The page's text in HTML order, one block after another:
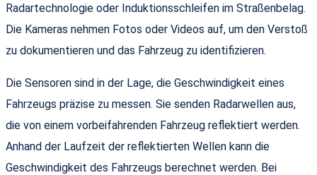
Radartechnologie oder Induktionsschleifen im Straßenbelag.
Die Kameras nehmen Fotos oder Videos auf, um den Verstoß
zu dokumentieren und das Fahrzeug zu identifizieren.
Die Sensoren sind in der Lage, die Geschwindigkeit eines
Fahrzeugs präzise zu messen. Sie senden Radarwellen aus,
die von einem vorbeifahrenden Fahrzeug reflektiert werden.
Anhand der Laufzeit der reflektierten Wellen kann die
Geschwindigkeit des Fahrzeugs berechnet werden. Bei